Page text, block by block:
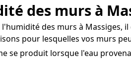
des murs à
des murs à Massiges,
pour lesquelles vos murs
se produit lorsque l'eau